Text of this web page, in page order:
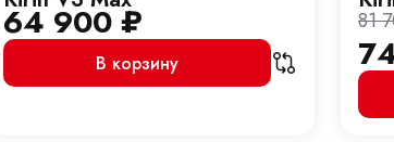
64 900₽
В корзину
81